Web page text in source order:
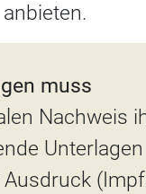
muss
Nachweis